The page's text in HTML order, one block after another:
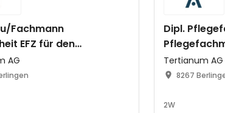
Fachmann
EFZ für den
Wohnbereich
AG
Dipl.
für die
100%)
Tertianum AG
8267
2W